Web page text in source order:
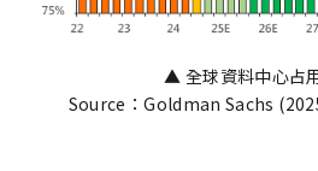
▲ 全球資料中心占
Source：Goldman Sachs